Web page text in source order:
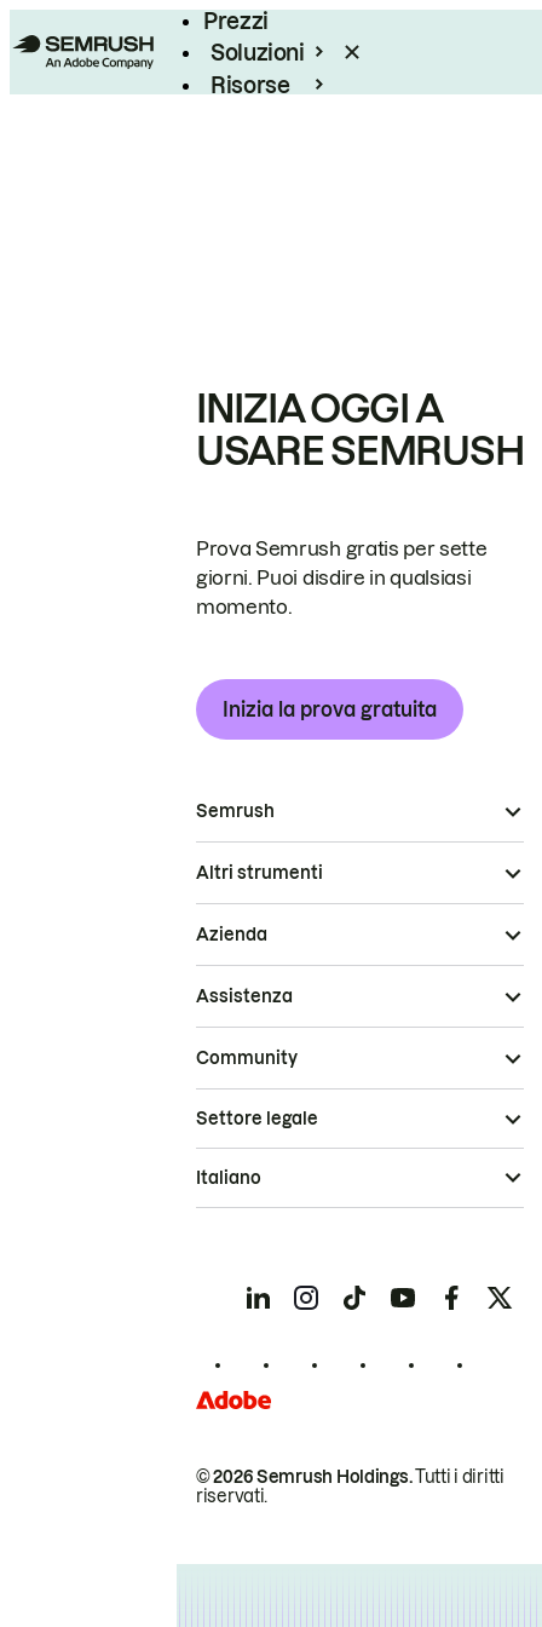
Prezzi
Soluzioni
Risorse
INIZIA OGGI A
USARE SEMRUSH
Prova Semrush gratis per sette
giorni. Puoi disdire in qualsiasi
momento.
Inizia la prova gratuita
Semrush
Altri strumenti
Azienda
Assistenza
Community
© 2026 Semrush Holdings.Tutti i diritti
riservati.
Settore legale
Italiano